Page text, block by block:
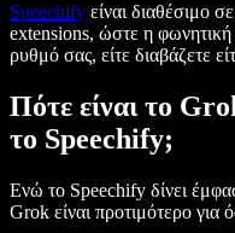
Speechify είναι διαθέσιμο σε
extensions, ώστε η
ρυθμό σας, είτε διαβάζετε
Πότε είναι το
το Speechify;
Ενώ το Speechify δίνει
Grok είναι προτιμότερο για